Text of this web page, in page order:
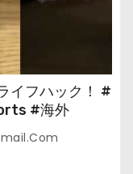
イフハック！ #
#海外